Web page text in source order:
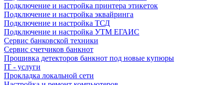
Подключение и настройка принтера этикеток
Подключение и настройка эквайринга
Подключение и настройка ТСД
Подключение и настройка УТМ ЕГАИС
Сервис банковской техники
Сервис счетчиков банкнот
Прошивка детекторов банкнот под новые купюры
IT - услуги
Прокладка локальной сети